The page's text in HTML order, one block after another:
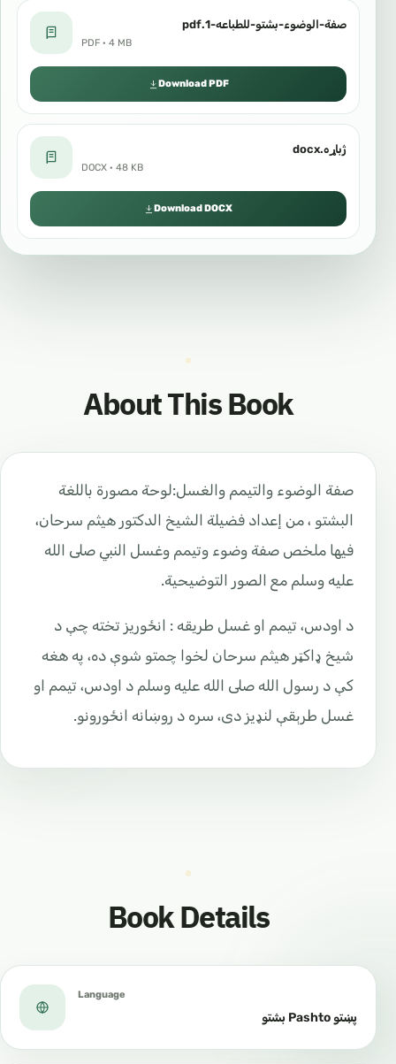
صفة-الوضوء-بشتو-للطباعه-1.pdf
PDF · 4 MB
Download PDF
ژباړه.docx
DOCX · 48 KB
Download DOCX
About This Book
صفة الوضوء والتيمم والغسل:لوحة مصورة باللغة
البشتو ، من إعداد فضيلة الشيخ الدكتور هيثم سرحان،
فيها ملخص صفة وضوء وتيمم وغسل النبي صلى الله
عليه وسلم مع الصور التوضيحية.
د اودس، تيمم او غسل طريقه : انځوريز تخته چې د
شيخ ډاکټر هيثم سرحان لخوا چمتو شوې ده، په هغه
کې د رسول الله صلى الله عليه وسلم د اودس، تيمم او
غسل طرېقې لنډيز دى، سره د روښانه انځورونو.
Book Details
Language
پښتو Pashto بشتو